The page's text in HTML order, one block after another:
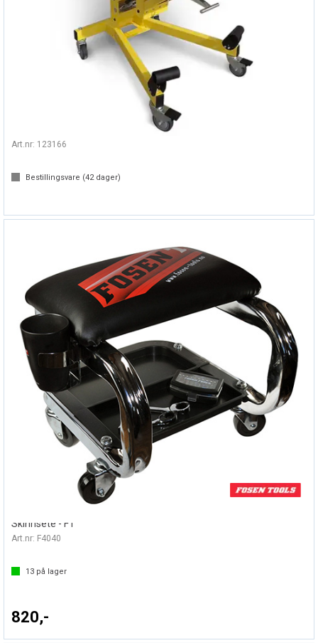
CREEPER AVIATION 117 ADJUSTABLE
Art.nr: 123166
Bestillingsvare (42dager)
KJØRESTOL M/VERKTØYBRETT & KOPPH
Skinnsete - FT
Art.nr: F4040
13 på lager
820,-